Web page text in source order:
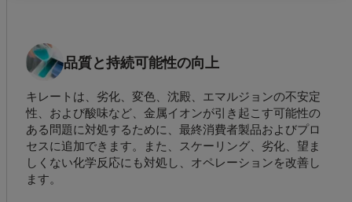
品質と持続可能性の向上
キレートは、劣化、変色、沈殿、エマルジョンの不安定
性、および酸味など、金属イオンが引き起こす可能性の
ある問題に対処するために、最終消費者製品およびプロ
セスに追加できます。また、スケーリング、劣化、望ま
しくない化学反応にも対処し、オペレーションを改善し
ます。